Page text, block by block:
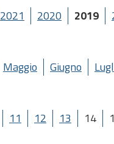
2021 2020 2019
Maggio Giugno
11 12 13 14